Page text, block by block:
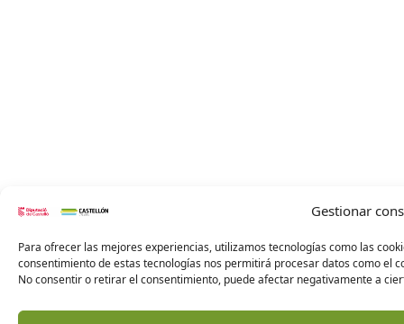
Gestionar
Para ofrecer las mejores experiencias, utilizamos tecnologías como las
consentimiento de estas tecnologías nos permitirá procesar datos como el
No consentir o retirar el consentimiento, puede afectar negativamente a